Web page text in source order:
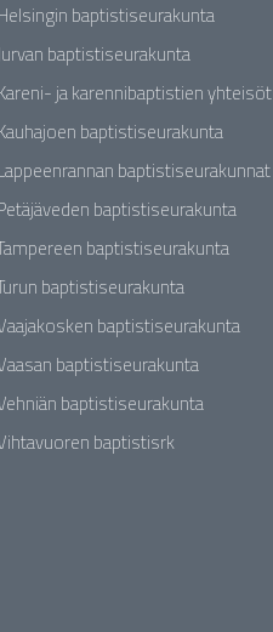
baptistiseurakunta
baptistiseurakunta
ja karennibaptistien yhteisöt
baptistiseurakunta
baptistiseurakunnat
baptistiseurakunta
baptistiseurakunta
baptistiseurakunta
baptistiseurakunta
baptistiseurakunta
baptistiseurakunta
baptistisrk